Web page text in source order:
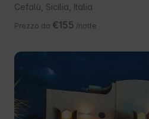
Cefalù, Sicilia, Italia
Prezzo da €155 /notte